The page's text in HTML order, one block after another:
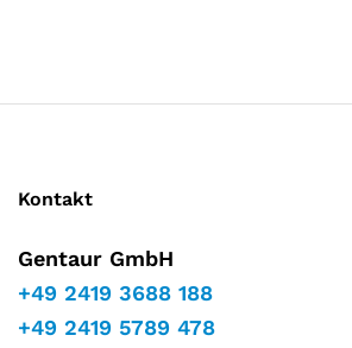
Kontakt
Gentaur GmbH
+49 2419 3688 188
+49 2419 5789 478